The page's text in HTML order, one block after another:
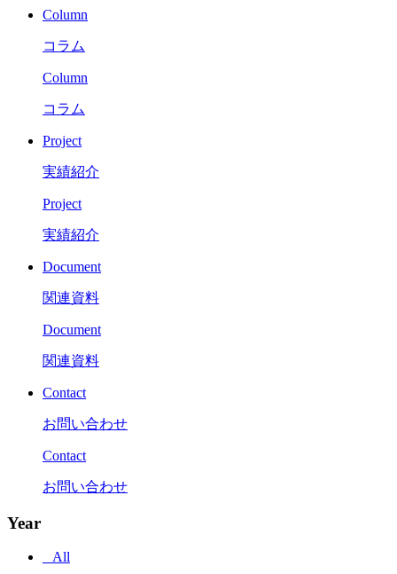
Column
コラム
Column
コラム
Project
実績紹介
Project
実績紹介
Document
関連資料
Document
関連資料
Contact
お問い合わせ
Contact
お問い合わせ
Year
_ All